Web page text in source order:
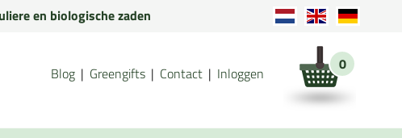
en biologische zaden
Blog Greengifts Contact Inloggen 0